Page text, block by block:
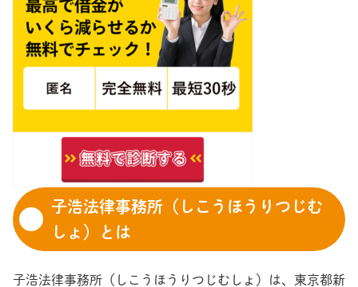
子浩法律事務所（しこうほうりつじむ
しょ）とは
子浩法律事務所（しこうほうりつじむしょ）は、東京都新